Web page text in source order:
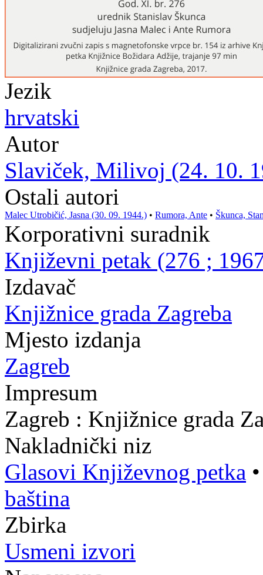
Jezik
hrvatski
Autor
Slaviček, Milivoj (24. 10.
Ostali autori
Malec Utrobičić, Jasna (30. 09. 1944.) • Rumora, Ante • Škunca,
Korporativni suradnik
Književni petak (276 ;
Izdavač
Knjižnice grada Zagreba
Mjesto izdanja
Zagreb
Impresum
Zagreb : Knjižnice grada
Nakladnički niz
Glasovi Književnog petka
baština
Zbirka
Usmeni izvori